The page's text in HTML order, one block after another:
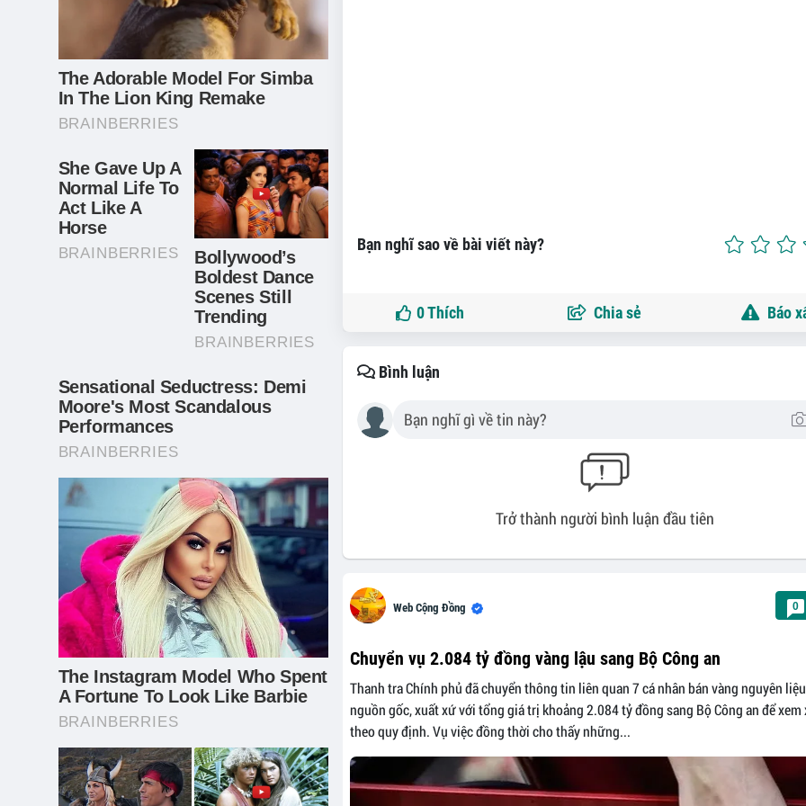
Bạn nghĩ sao về bài viết này?
0Thích Chia sẻ Báo
Bình luận
Trở thành người bình luận đầu tiên
Web Cộng Đồng 0
Chuyển vụ 2.084 tỷ đồng vàng lậu sang Bộ Công an
Thanh tra Chính phủ đã chuyển thông tin liên quan 7 cá nhân bán vàng nguyên
nguồn gốc, xuất xứ với tổng giá trị khoảng 2.084 tỷ đồng sang Bộ Công an để xem
theo quy định. Vụ việc đồng thời cho thấy những...